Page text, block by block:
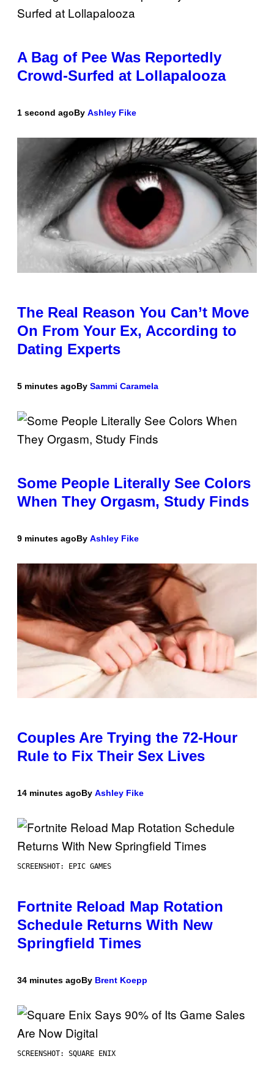
A Bag of Pee Was Reportedly
Crowd-Surfed at Lollapalooza
1 second agoBy Ashley Fike
The Real Reason You Can’t Move
On From Your Ex, According to
Dating Experts
5 minutes agoBy Sammi Caramela
Some People Literally See Colors
When They Orgasm, Study Finds
9 minutes agoBy Ashley Fike
Couples Are Trying the 72-Hour
Rule to Fix Their Sex Lives
14 minutes agoBy Ashley Fike
SCREENSHOT: EPIC GAMES
Fortnite Reload Map Rotation
Schedule Returns With New
Springfield Times
34 minutes agoBy Brent Koepp
SCREENSHOT: SQUARE ENIX